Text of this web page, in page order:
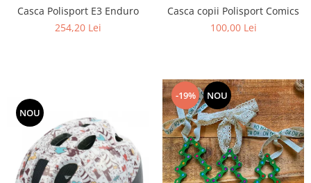
Casca Polisport E3 Enduro
254,20 Lei
Casca copii Polisport Comics
100,00 Lei
NOU
-19% NOU